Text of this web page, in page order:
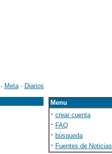
Meta· Diarios
Menu
· crear cuenta
· FAQ
· búsqueda
· Fuentes de Noticias